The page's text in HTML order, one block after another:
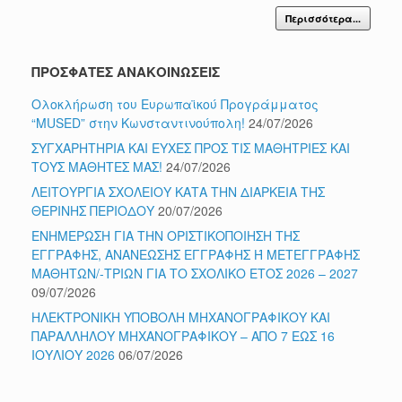
Περισσότερα...
ΠΡΟΣΦΑΤΕΣ ΑΝΑΚΟΙΝΩΣΕΙΣ
Ολοκλήρωση του Ευρωπαϊκού Προγράμματος
“MUSED” στην Κωνσταντινούπολη! 24/07/2026
ΣΥΓΧΑΡΗΤΗΡΙΑ ΚΑΙ ΕΥΧΕΣ ΠΡΟΣ ΤΙΣ ΜΑΘΗΤΡΙΕΣ ΚΑΙ
ΤΟΥΣ ΜΑΘΗΤΕΣ ΜΑΣ! 24/07/2026
ΛΕΙΤΟΥΡΓΙΑ ΣΧΟΛΕΙΟΥ ΚΑΤΑ ΤΗΝ ΔΙΑΡΚΕΙΑ ΤΗΣ
ΘΕΡΙΝΗΣ ΠΕΡΙΟΔΟΥ 20/07/2026
ΕΝΗΜΕΡΩΣΗ ΓΙΑ ΤΗΝ ΟΡΙΣΤΙΚΟΠΟΙΗΣΗ ΤΗΣ
ΕΓΓΡΑΦΗΣ, ΑΝΑΝΕΩΣΗΣ ΕΓΓΡΑΦΗΣ Ή ΜΕΤΕΓΓΡΑΦΗΣ
ΜΑΘΗΤΩΝ/-ΤΡΙΩΝ ΓΙΑ ΤΟ ΣΧΟΛΙΚΟ ΕΤΟΣ 2026 – 2027
09/07/2026
ΗΛΕΚΤΡΟΝΙΚΗ ΥΠΟΒΟΛΗ ΜΗΧΑΝΟΓΡΑΦΙΚΟΥ ΚΑΙ
ΠΑΡΑΛΛΗΛΟΥ ΜΗΧΑΝΟΓΡΑΦΙΚΟΥ – ΑΠΟ 7 ΕΩΣ 16
ΙΟΥΛΙΟΥ 2026 06/07/2026